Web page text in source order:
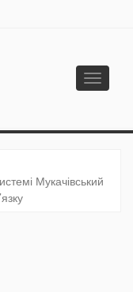
Toggle
Мукачівський